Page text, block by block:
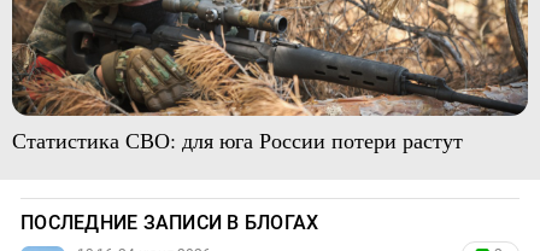
Статистика СВО: для юга России потери растут
ПОСЛЕДНИЕ ЗАПИСИ В БЛОГАХ